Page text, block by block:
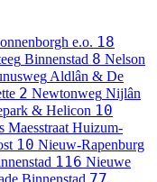
e.o. 18
Binnenstad 8 Nelson
Aldlân & De
2 Newtonweg Nijlân
& Helicon 10
Maesstraat Huizum-
10 Nieuw-Rapenburg
116 Nieuwe